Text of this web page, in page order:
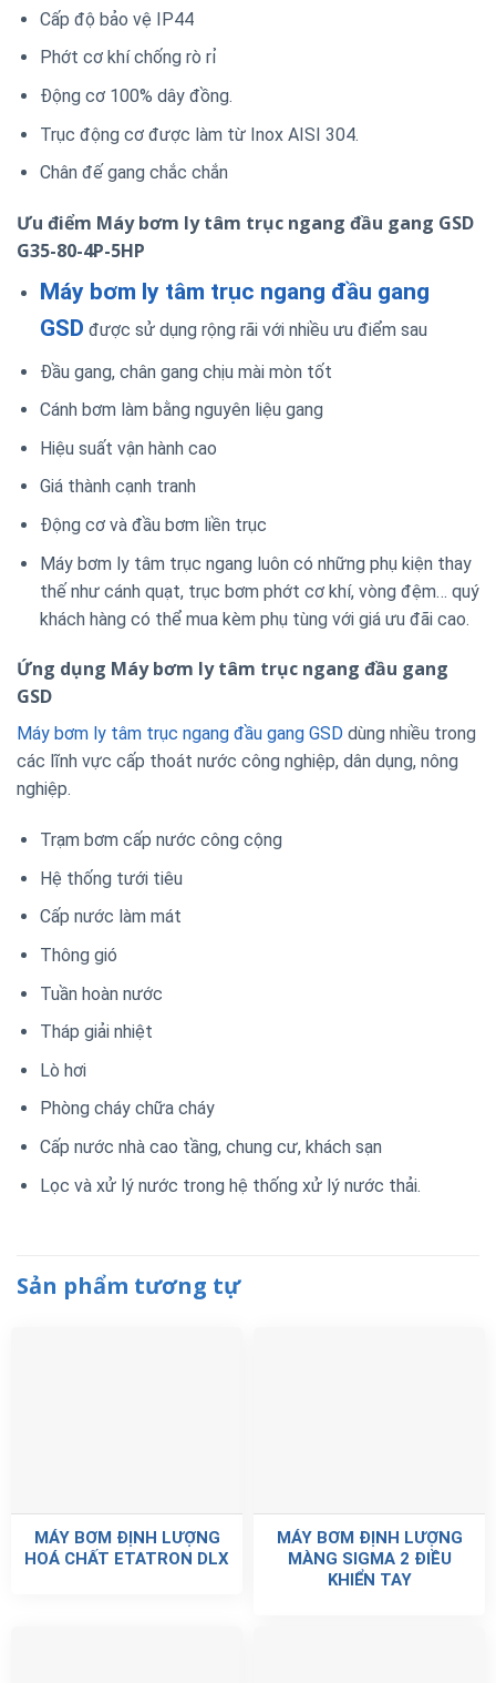
Cấp độ bảo vệ IP44
Phớt cơ khí chống rò rỉ
Động cơ 100% dây đồng.
Trục động cơ được làm từ Inox AISI 304.
Chân đế gang chắc chắn
Ưu điểm Máy bơm ly tâm trục ngang đầu gang GSD
G35-80-4P-5HP
Máy bơm ly tâm trục ngang đầu gang
GSD được sử dụng rộng rãi với nhiều ưu điểm sau
Đầu gang, chân gang chịu mài mòn tốt
Cánh bơm làm bằng nguyên liệu gang
Hiệu suất vận hành cao
Giá thành cạnh tranh
Động cơ và đầu bơm liền trục
Máy bơm ly tâm trục ngang luôn có những phụ kiện thay
thế như cánh quạt, trục bơm phớt cơ khí, vòng đệm… quý
khách hàng có thể mua kèm phụ tùng với giá ưu đãi cao.
Ứng dụng Máy bơm ly tâm trục ngang đầu gang
GSD
Máy bơm ly tâm trục ngang đầu gang GSD dùng nhiều trong
các lĩnh vực cấp thoát nước công nghiệp, dân dụng, nông
nghiệp.
Trạm bơm cấp nước công cộng
Hệ thống tưới tiêu
Cấp nước làm mát
Thông gió
Tuần hoàn nước
Tháp giải nhiệt
Lò hơi
Phòng cháy chữa cháy
Cấp nước nhà cao tầng, chung cư, khách sạn
Lọc và xử lý nước trong hệ thống xử lý nước thải.
Sản phẩm tương tự
MÁY BƠM ĐỊNH LƯỢNG
HOÁ CHẤT ETATRON DLX
MÁY BƠM ĐỊNH LƯỢNG
MÀNG SIGMA 2 ĐIỀU
KHIỂN TAY